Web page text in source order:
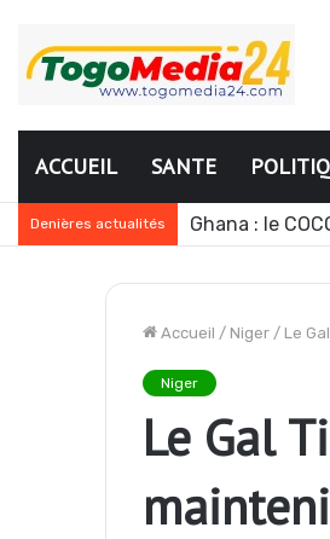
ACCUEIL SANTE
Denières actualités Ghana : le
Accueil / Niger / Le
Niger
Le Gal